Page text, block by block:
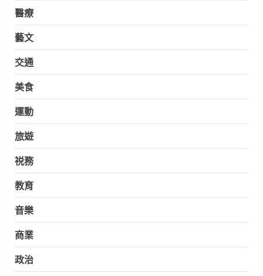
醫療
藝文
交通
美食
運動
旅遊
祱務
教育
音樂
商業
政治